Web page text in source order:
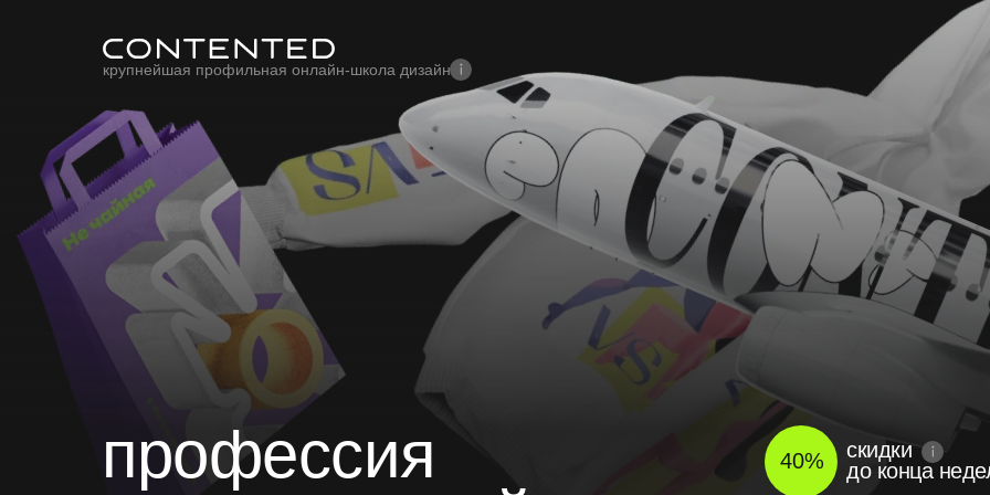
скидки
до конца
40%
профессия
крупнейшая профильная онлайн-школа дизайна